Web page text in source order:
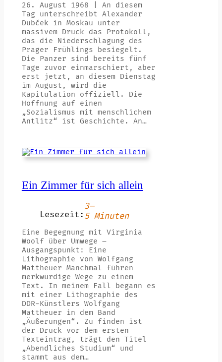
26. August 1968 | An diesem
Tag unterschreibt Alexander
Dubček in Moskau unter
massivem Druck das Protokoll,
das die Niederschlagung des
Prager Frühlings besiegelt.
Die Panzer sind bereits fünf
Tage zuvor einmarschiert, aber
erst jetzt, an diesem Dienstag
im August, wird die
Kapitulation offiziell. Die
Hoffnung auf einen
„Sozialismus mit menschlichem
Antlitz“ ist Geschichte. An…
Ein Zimmer für sich allein
Lesezeit:
3–
5 Minuten
Eine Begegnung mit Virginia
Woolf über Umwege –
Ausgangspunkt: Eine
Lithographie von Wolfgang
Mattheuer Manchmal führen
merkwürdige Wege zu einem
Text. In meinem Fall begann es
mit einer Lithographie des
DDR-Künstlers Wolfgang
Mattheuer in dem Band
„Äußerungen“. Zu finden ist
der Druck vor dem ersten
Texteintrag, trägt den Titel
„Abendliches Studium“ und
stammt aus dem…